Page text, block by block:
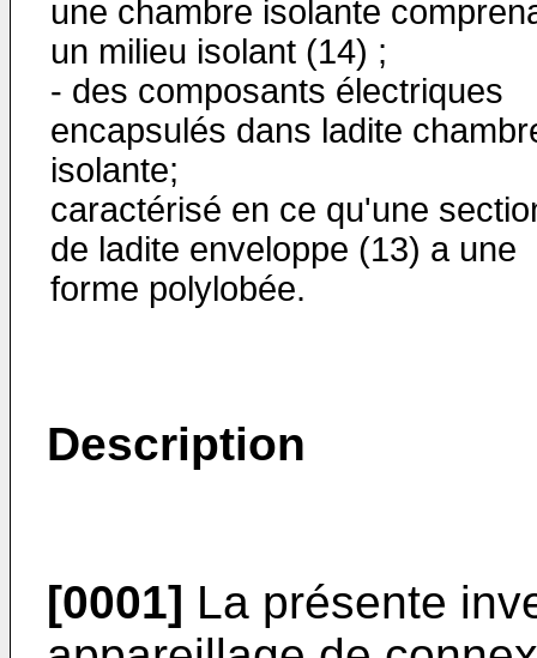
une chambre isolante
un milieu isolant (14) ;
- des composants électriques
encapsulés dans ladite
isolante;
caractérisé en ce qu'une
de ladite enveloppe (13) a une
forme polylobée.
Description
[0001] La présente